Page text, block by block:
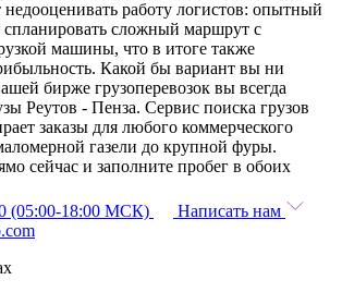
работу логистов: опытный
сложный маршрут с
машины, что в итоге также
Какой бы вариант вы ни
бирже грузоперевозок вы всегда
Реутов - Пенза. Сервис поиска грузов
заказы для любого коммерческого
газели до крупной фуры.
сейчас и заполните пробег в обоих
(05:00-18:00 МСК)
Написать нам